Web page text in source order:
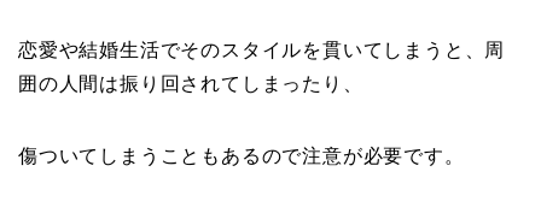
恋愛や結婚生活でそのスタイルを貫いてしまうと、周
囲の人間は振り回されてしまったり、
傷ついてしまうこともあるので注意が必要です。